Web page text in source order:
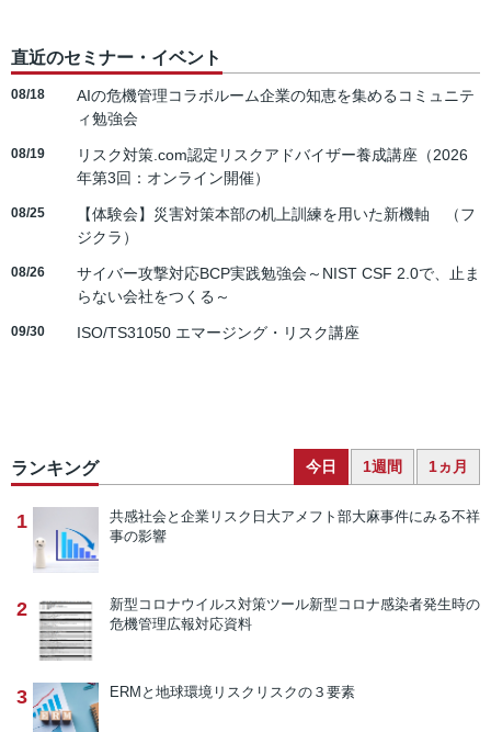
直近のセミナー・イベント
08/18
AIの危機管理コラボルーム企業の知恵を集めるコミュニテ
ィ勉強会
08/19
リスク対策.com認定リスクアドバイザー養成講座（2026
年第3回：オンライン開催）
08/25
【体験会】災害対策本部の机上訓練を用いた新機軸 （フ
ジクラ）
08/26
サイバー攻撃対応BCP実践勉強会～NIST CSF 2.0で、止ま
らない会社をつくる～
09/30 ISO/TS31050 エマージング・リスク講座
ランキング 今日 1週間 1ヵ月
1 共感社会と企業リスク 日大アメフト部大麻事件にみる不祥
事の影響
2 新型コロナウイルス対策ツール新型コロナ感染者発生時の
危機管理広報対応資料
3 ERMと地球環境リスク リスクの３要素